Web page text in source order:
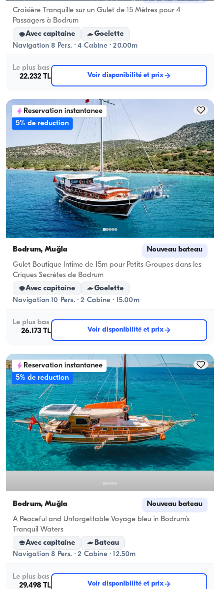
Croisière Tranquille sur un Gulet de 15 Mètres pour 4
Passagers à Bodrum
Avec capitaine
Goelette
Navigation 8 Pers. · 4 Cabine · 20.00m
Le plus bas
22.232 TL
Voir disponibilité et prix
Reservation instantanee
5% de reduction
Bodrum, Muğla Nouveau bateau
Gulet Boutique Intime de 15m pour Petits Groupes dans les
Criques Secrètes de Bodrum
Avec capitaine
Goelette
Navigation 10 Pers. · 2 Cabine · 15.00m
Le plus bas
26.173 TL
Voir disponibilité et prix
Reservation instantanee
5% de reduction
Bodrum, Muğla Nouveau bateau
A Peaceful and Unforgettable Voyage bleu in Bodrum’s
Tranquil Waters
Avec capitaine
Bateau
Navigation 8 Pers. · 2 Cabine · 12.50m
Le plus bas
29.498 TL
Voir disponibilité et prix